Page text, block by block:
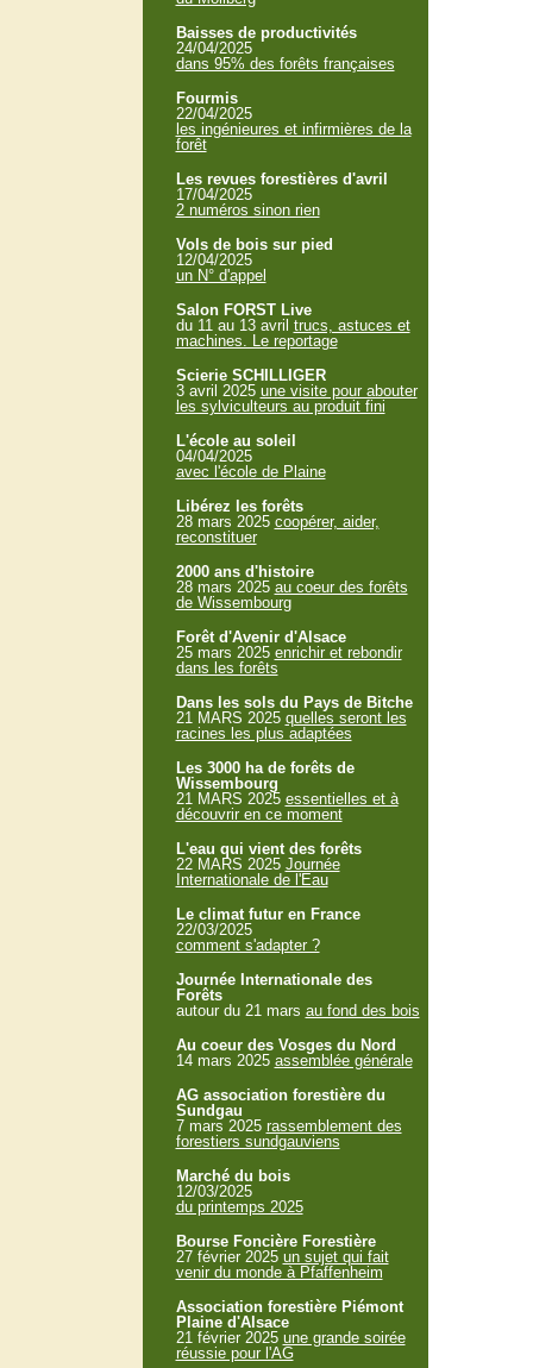
Baisses de productivités
24/04/2025
dans 95% des forêts françaises
Fourmis
22/04/2025
les ingénieures et infirmières de la
forêt
Les revues forestières d'avril
17/04/2025
2 numéros sinon rien
Vols de bois sur pied
12/04/2025
un N° d'appel
Salon FORST Live
du 11 au 13 avril trucs, astuces et
machines. Le reportage
Scierie SCHILLIGER
3 avril 2025 une visite pour abouter
les sylviculteurs au produit fini
L'école au soleil
04/04/2025
avec l'école de Plaine
Libérez les forêts
28 mars 2025 coopérer, aider,
reconstituer
2000 ans d'histoire
28 mars 2025 au coeur des forêts
de Wissembourg
Forêt d'Avenir d'Alsace
25 mars 2025 enrichir et rebondir
dans les forêts
Dans les sols du Pays de Bitche
21 MARS 2025 quelles seront les
racines les plus adaptées
Les 3000 ha de forêts de
Wissembourg
21 MARS 2025 essentielles et à
découvrir en ce moment
L'eau qui vient des forêts
22 MARS 2025 Journée
Internationale de l'Eau
Le climat futur en France
22/03/2025
comment s'adapter ?
Journée Internationale des
Forêts
autour du 21 mars au fond des bois
Au coeur des Vosges du Nord
14 mars 2025 assemblée générale
AG association forestière du
Sundgau
7 mars 2025 rassemblement des
forestiers sundgauviens
Marché du bois
12/03/2025
du printemps 2025
Bourse Foncière Forestière
27 février 2025 un sujet qui fait
venir du monde à Pfaffenheim
Association forestière Piémont
Plaine d'Alsace
21 février 2025 une grande soirée
réussie pour l'AG